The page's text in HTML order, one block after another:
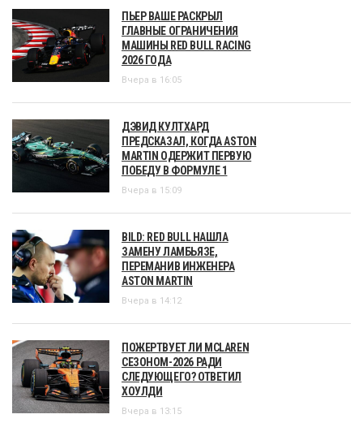
ПЬЕР ВАШЕ РАСКРЫЛ
ГЛАВНЫЕ ОГРАНИЧЕНИЯ
МАШИНЫ RED BULL RACING
2026 ГОДА
Вчера в 16:05
ДЭВИД КУЛТХАРД
ПРЕДСКАЗАЛ, КОГДА ASTON
MARTIN ОДЕРЖИТ ПЕРВУЮ
ПОБЕДУ В ФОРМУЛЕ 1
Вчера в 15:09
BILD: RED BULL НАШЛА
ЗАМЕНУ ЛАМБЬЯЗЕ,
ПЕРЕМАНИВ ИНЖЕНЕРА
ASTON MARTIN
Вчера в 14:12
ПОЖЕРТВУЕТ ЛИ MCLAREN
СЕЗОНОМ-2026 РАДИ
СЛЕДУЮЩЕГО? ОТВЕТИЛ
ХОУЛДИ
Вчера в 13:15